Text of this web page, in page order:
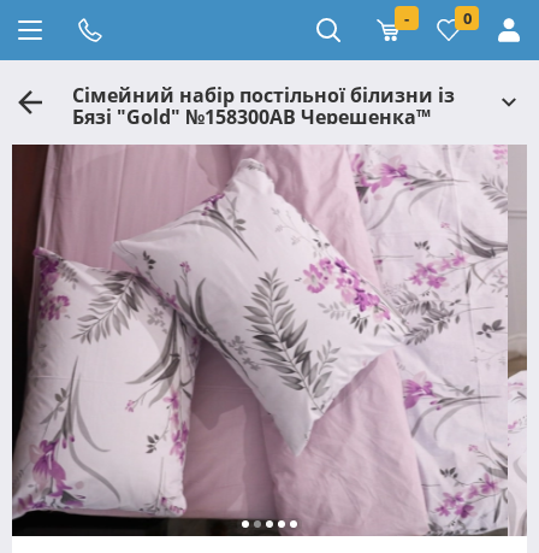
- 0
Сімейний набір постільної білизни із
Бязі "Gold" №158300AB Черешенка™